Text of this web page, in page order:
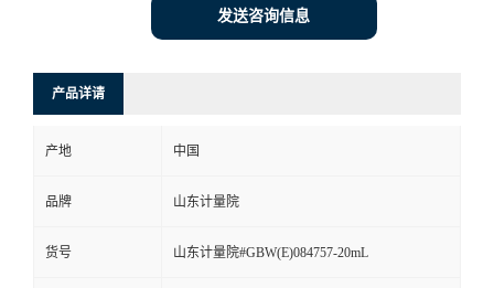
发送咨询信息
产品详请
产地 中国
品牌 山东计量院
货号 山东计量院#GBW(E)084757-20mL